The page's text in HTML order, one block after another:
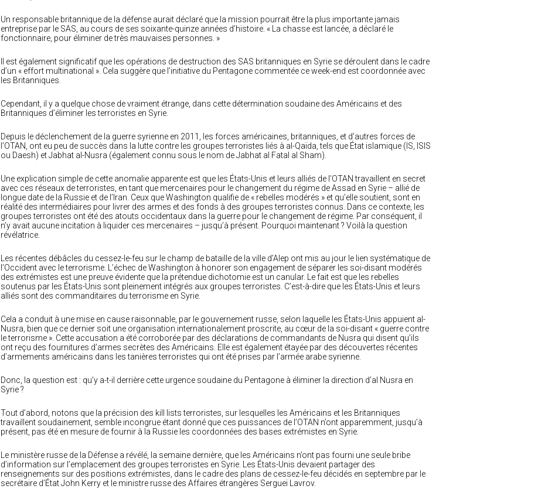
Un responsable britannique de la défense aurait déclaré que la mission pourrait être la plus importante jamais
entreprise par le SAS, au cours de ses soixante-quinze années d’histoire. « La chasse est lancée, a déclaré le
fonctionnaire, pour éliminer de très mauvaises personnes. »
Il est également significatif que les opérations de destruction des SAS britanniques en Syrie se déroulent dans le cadre
d’un « effort multinational ». Cela suggère que l’initiative du Pentagone commentée ce week-end est coordonnée avec
les Britanniques.
Cependant, il y a quelque chose de vraiment étrange, dans cette détermination soudaine des Américains et des
Britanniques d’éliminer les terroristes en Syrie.
Depuis le déclenchement de la guerre syrienne en 2011, les forces américaines, britanniques, et d’autres forces de
l’OTAN, ont eu peu de succès dans la lutte contre les groupes terroristes liés à al-Qaïda, tels que État islamique (IS, ISIS
ou Daesh) et Jabhat al-Nusra (également connu sous le nom de Jabhat al Fatal al Sham).
Une explication simple de cette anomalie apparente est que les États-Unis et leurs alliés de l’OTAN travaillent en secret
avec ces réseaux de terroristes, en tant que mercenaires pour le changement du régime de Assad en Syrie – allié de
longue date de la Russie et de l’Iran. Ceux que Washington qualifie de « rebelles modérés » et qu’elle soutient, sont en
réalité des intermédiaires pour livrer des armes et des fonds à des groupes terroristes connus. Dans ce contexte, les
groupes terroristes ont été des atouts occidentaux dans la guerre pour le changement de régime. Par conséquent, il
n’y avait aucune incitation à liquider ces mercenaires – jusqu’à présent. Pourquoi maintenant ? Voilà la question
révélatrice.
Les récentes débâcles du cessez-le-feu sur le champ de bataille de la ville d’Alep ont mis au jour le lien systématique de
l’Occident avec le terrorisme. L’échec de Washington à honorer son engagement de séparer les soi-disant modérés
des extrémistes est une preuve évidente que la prétendue dichotomie est un canular. Le fait est que les rebelles
soutenus par les États-Unis sont pleinement intégrés aux groupes terroristes. C’est-à-dire que les États-Unis et leurs
alliés sont des commanditaires du terrorisme en Syrie.
Cela a conduit à une mise en cause raisonnable, par le gouvernement russe, selon laquelle les États-Unis appuient al-
Nusra, bien que ce dernier soit une organisation internationalement proscrite, au cœur de la soi-disant « guerre contre
le terrorisme ». Cette accusation a été corroborée par des déclarations de commandants de Nusra qui disent qu’ils
ont reçu des fournitures d’armes secrètes des Américains. Elle est également étayée par des découvertes récentes
d’armements américains dans les tanières terroristes qui ont été prises par l’armée arabe syrienne.
Donc, la question est : qu’y a-t-il derrière cette urgence soudaine du Pentagone à éliminer la direction d’al Nusra en
Syrie ?
Tout d’abord, notons que la précision des kill lists terroristes, sur lesquelles les Américains et les Britanniques
travaillent soudainement, semble incongrue étant donné que ces puissances de l’OTAN n’ont apparemment, jusqu’à
présent, pas été en mesure de fournir à la Russie les coordonnées des bases extrémistes en Syrie.
Le ministère russe de la Défense a révélé, la semaine dernière, que les Américains n’ont pas fourni une seule bribe
d’information sur l’emplacement des groupes terroristes en Syrie. Les États-Unis devaient partager des
renseignements sur des positions extrémistes, dans le cadre des plans de cessez-le-feu décidés en septembre par le
secrétaire d’État John Kerry et le ministre russe des Affaires étrangères Sergueï Lavrov.